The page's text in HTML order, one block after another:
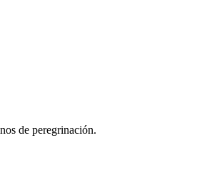
de peregrinación.